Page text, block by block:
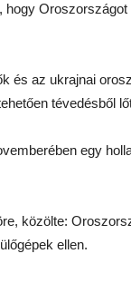
és az ukrajnai
tévedésből
egy
közölte:
ellen.